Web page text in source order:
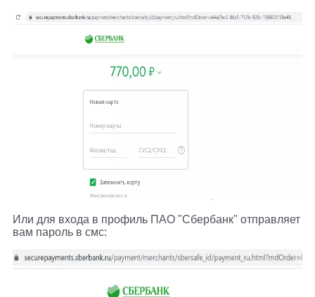
Или для входа в профиль ПАО "Сбербанк" отправляет
вам пароль в смс: